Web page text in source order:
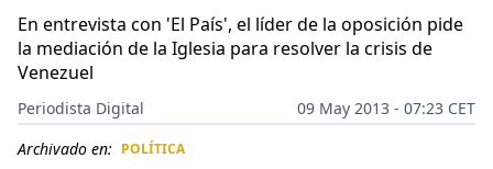
En entrevista con 'El País', el líder de la oposición pide
la mediación de la Iglesia para resolver la crisis de
Venezuel
Periodista Digital
09 May 2013 - 07:23 CET
Archivado en: POLÍTICA